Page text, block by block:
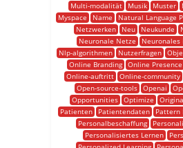
Multi-modalität
Musik Muster
Myspace
Name Natural Language
Netzwerken
Neu Neukunde
Neuronale Netze
Neuronales
Nlp-algorithmen
Nutzerfragen
Online Branding Online Presence
Online-auftritt Online-community
Open-source-tools
Openai
Opportunities
Optimize
Patienten
Patientendaten Pattern
Personalbeschaffung
Personalisiertes Lernen